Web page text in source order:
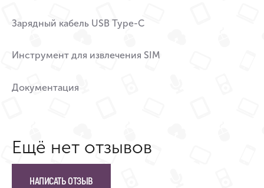
Зарядный кабель USB Type-C
Инструмент для извлечения SIM
Документация
Ещё нет отзывов
НАПИСАТЬ ОТЗЫВ